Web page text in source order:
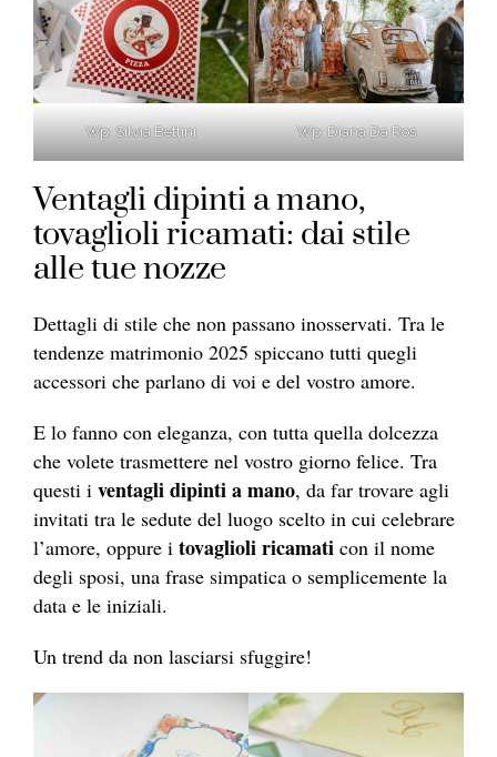
Wp: Silvia Bettini Wp: Diana Da Ros
Ventagli dipinti a mano,
tovaglioli ricamati: dai stile
alle tue nozze
Dettagli di stile che non passano inosservati. Tra le
tendenze matrimonio 2025 spiccano tutti quegli
accessori che parlano di voi e del vostro amore.
E lo fanno con eleganza, con tutta quella dolcezza
che volete trasmettere nel vostro giorno felice. Tra
questi i ventagli dipinti a mano, da far trovare agli
invitati tra le sedute del luogo scelto in cui celebrare
l’amore, oppure i tovaglioli ricamati con il nome
degli sposi, una frase simpatica o semplicemente la
data e le iniziali.
Un trend da non lasciarsi sfuggire!